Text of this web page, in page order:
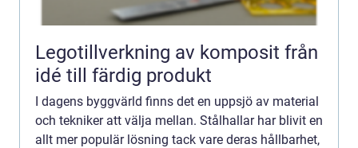
Legotillverkning av komposit från
idé till färdig produkt
I dagens byggvärld finns det en uppsjö av material
och tekniker att välja mellan. Stålhallar har blivit en
allt mer populär lösning tack vare deras hållbarhet,